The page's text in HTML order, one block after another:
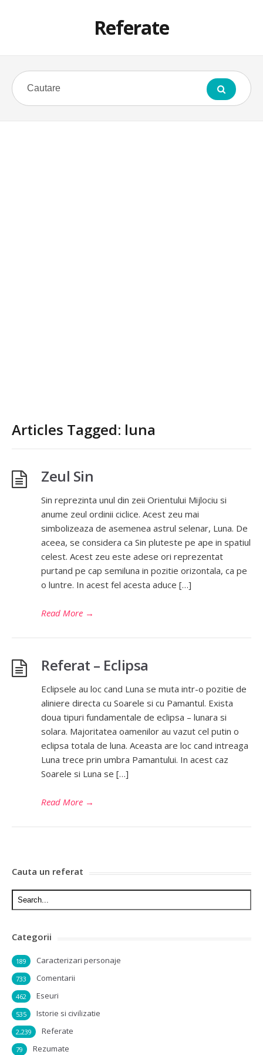
Referate
Articles Tagged: luna
Zeul Sin
Sin reprezinta unul din zeii Orientului Mijlociu si
anume zeul ordinii ciclice. Acest zeu mai
simbolizeaza de asemenea astrul selenar, Luna. De
aceea, se considera ca Sin pluteste pe ape in spatiul
celest. Acest zeu este adese ori reprezentat
purtand pe cap semiluna in pozitie orizontala, ca pe
o luntre. In acest fel acesta aduce […]
Read More →
Referat – Eclipsa
Eclipsele au loc cand Luna se muta intr-o pozitie de
aliniere directa cu Soarele si cu Pamantul. Exista
doua tipuri fundamentale de eclipsa – lunara si
solara. Majoritatea oamenilor au vazut cel putin o
eclipsa totala de luna. Aceasta are loc cand intreaga
Luna trece prin umbra Pamantului. In acest caz
Soarele si Luna se […]
Read More →
Cauta un referat
Categorii
Caracterizari personaje
189
Comentarii
733
Eseuri
462
Istorie si civilizatie
535
Referate
2,239
Rezumate
79